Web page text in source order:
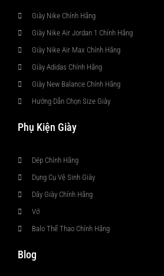
Giày Nike Chính Hãng
Giày Nike Air Jordan 1 Chính Hãng
Giày Nike Air Max Chính Hãng
Giày Adidas Chính Hãng
Giày New Balance Chính Hãng
Hướng Dẫn Chọn Size Giày
Phụ Kiện Giày
Dép Chính Hãng
Dụng Cụ Vệ Sinh Giày
Dây Giày Chính Hãng
Vớ
Balo Thể Thao Chính Hãng
Blog